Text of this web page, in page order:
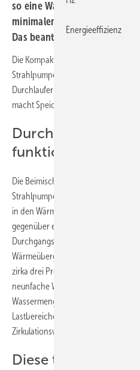
so eine
minimalem Energiebedarf.
Das beantwortet Marc
Die Kompaktstation
Strahlpumpe erwärmt Trinkwasser
Durchlauferhitzer-Prinzip: dies
macht Speicher überflüssig.
Durchflusssystem
funktioniert es
Die Beimischregelung von Vorlauf
Strahlpumpe (siehe Bild 1) bewirkt
in den Wärmetauscher und eine
gegenüber einer einfachen Regelung
Durchgangsregelventil. Mit der
Wärmeübergang verbessert. In
zirka drei Prozent wird im Vergleich
neunfache Wassermenge über dem
Wassermenge garantiert ein stabiles
Lastbereichen, zum Beispiel nachts
Zirkulationswassers.
Diese technischen
Energieeffizienz